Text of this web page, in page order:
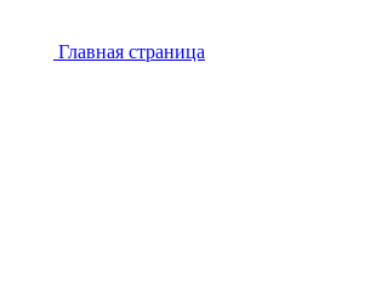
Главная страница